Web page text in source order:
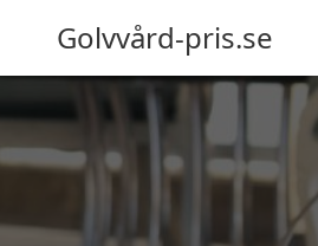
Golvvård-pris.se